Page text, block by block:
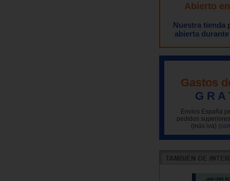
Abierto
Nuestra tienda
abierta
Gastos
G R A
Envíos España
pedidos
(más iva)